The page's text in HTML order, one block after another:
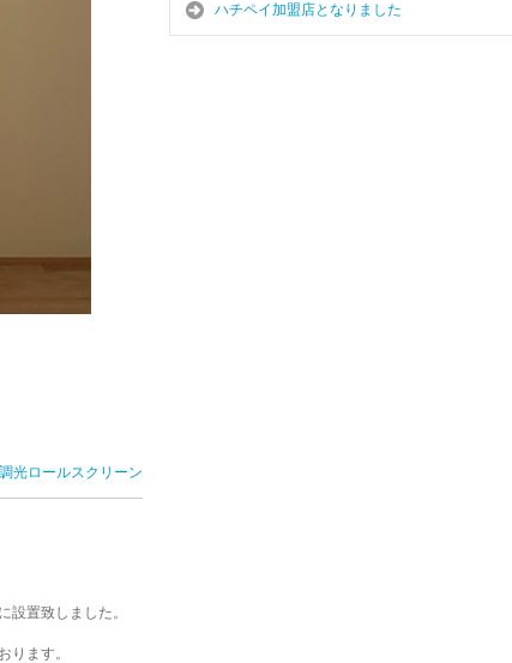
調光ロールスクリーン
設置致しました。
ります。
ハチペイ加盟店となりました